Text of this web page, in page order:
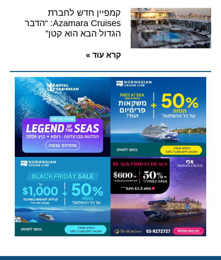
קמפיין חדש לחברת
Azamara Cruises: “הדבר
הגדול הבא הוא קטן”
קרא עוד »